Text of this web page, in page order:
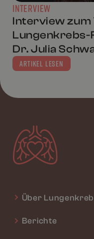
INTERVIEW
Interview zum
Lungenkrebs-
Dr. Julia
ARTIKEL LESEN
Über
Berichte